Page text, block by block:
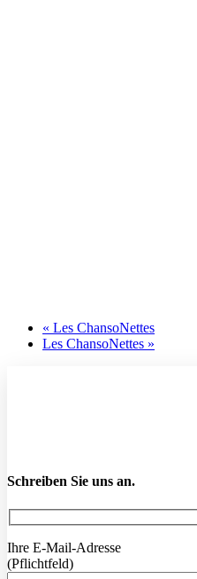
« Les ChansoNettes
Les ChansoNettes »
Schreiben Sie uns an.
Ihre E-Mail-Adresse
(Pflichtfeld)